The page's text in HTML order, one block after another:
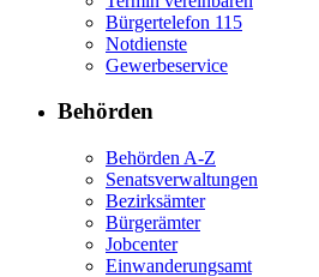
Bürgertelefon 115
Notdienste
Gewerbeservice
Behörden
Behörden A-Z
Senatsverwaltungen
Bezirksämter
Bürgerämter
Jobcenter
Einwanderungsamt